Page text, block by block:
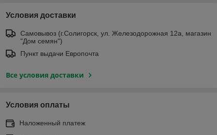
Условия доставки
Самовывоз (г.Солигорск, ул. Железодорожная 12а, магазин
"Дом семян")
Пункт выдачи Европочта
Все условия доставки
Условия оплаты
Наложенный платеж